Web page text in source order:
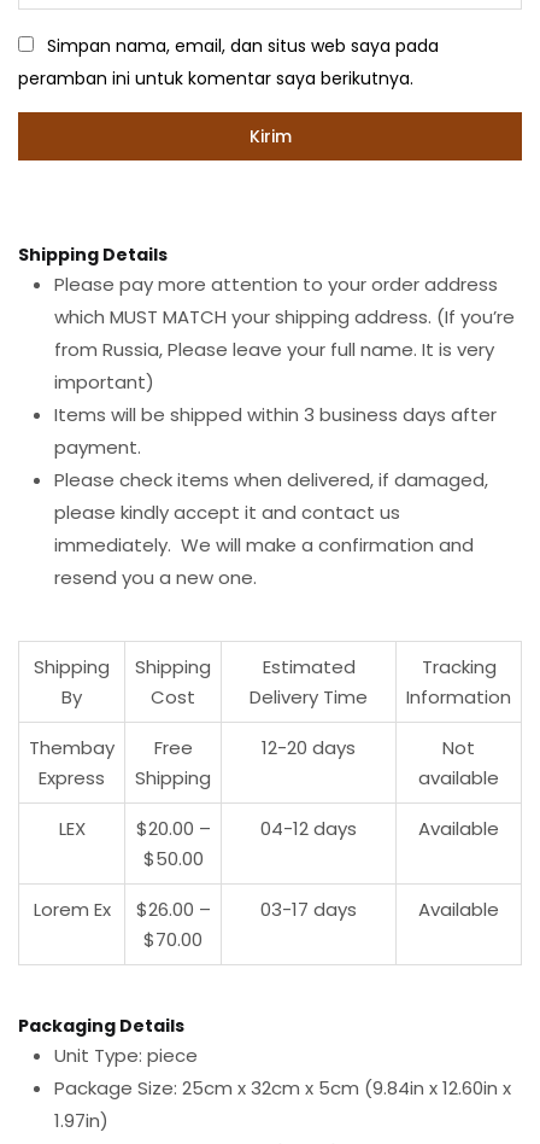
Simpan nama, email, dan situs web saya pada
peramban ini untuk komentar saya berikutnya.
Shipping Details
Please pay more attention to your order address
which MUST MATCH your shipping address. (If you’re
from Russia, Please leave your full name. It is very
important)
Items will be shipped within 3 business days after
payment.
Please check items when delivered, if damaged,
please kindly accept it and contact us
immediately. We will make a confirmation and
resend you a new one.
Shipping
By
Shipping
Cost
Estimated
Delivery Time
Tracking
Information
Thembay
Express
Free
Shipping
12-20 days
Not
available
LEX
$20.00 –
$50.00
04-12 days Available
Lorem Ex
$26.00 –
$70.00
03-17 days Available
Packaging Details
Unit Type: piece
Package Size: 25cm x 32cm x 5cm (9.84in x 12.60in x
1.97in)